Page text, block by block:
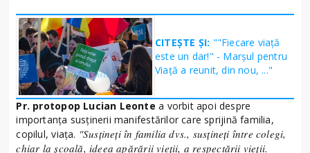
CITEȘTE ȘI: ""Fiecare viață
este un dar!" - Marșul pentru
Viață a reunit, din nou, ..."
Pr. protopop Lucian Leontea vorbit apoi despre
importanța susținerii manifestărilor care sprijină familia,
copilul, viața. "Susțineți în familia dvs., susțineți între colegi,
chiar la școală, ideea apărării vieții, a respectării vieții.